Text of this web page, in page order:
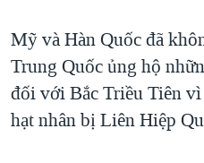
Mỹ và Hàn Quốc đã
Trung Quốc ủng hộ
đối với Bắc Triều Tiên
hạt nhân bị Liên Hiệp